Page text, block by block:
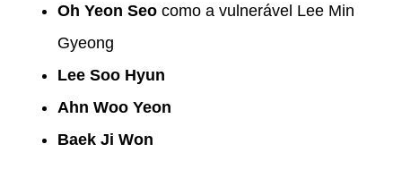
Oh Yeon Seo como a vulnerável Lee Min
Gyeong
Lee Soo Hyun
Ahn Woo Yeon
Baek Ji Won